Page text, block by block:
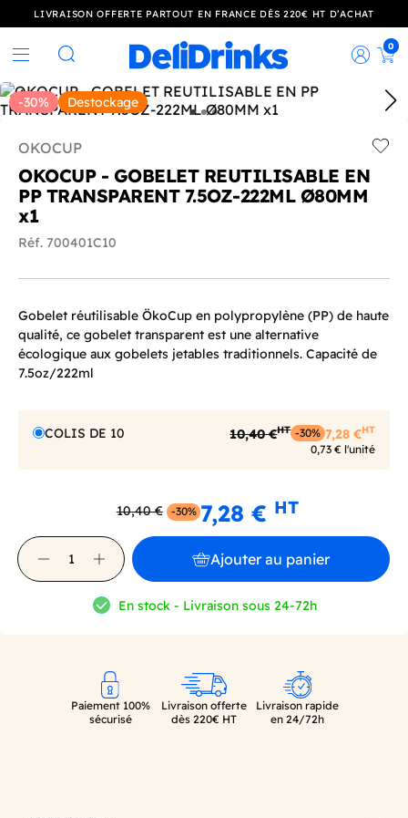
LIVRAISON OFFERTE PARTOUT EN FRANCE DÈS 220€ HT D’ACHAT
Rechercher
0
-30% Destockage
OKOCUP
OKOCUP - GOBELET REUTILISABLE EN
PP TRANSPARENT 7.5OZ-222ML Ø80MM
x1
Réf. 700401C10
Gobelet réutilisable ÖkoCup en polypropylène (PP) de haute
qualité, ce gobelet transparent est une alternative
écologique aux gobelets jetables traditionnels. Capacité de
7.5oz/222ml
COLIS DE 10 10,40 €HT -30% 7,28 €HT
0,73 € l'unité
10,40 € -30% 7,28 € HT
Ajouter au panier
En stock - Livraison sous 24-72h
Paiement 100%
sécurisé
Livraison offerte
dès 220€ HT
Livraison rapide
en 24/72h